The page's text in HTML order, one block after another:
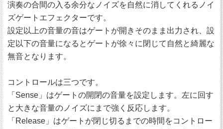
演奏の合間の入る余分なノイズを自然に消してくれるノイ
ズゲートエフェクターです。
設定以上の音量の音はゲートが開きそのまま出力され、設
定以下の音量になるとゲートが徐々に閉じて自然と綺麗な
無音となります。
コントロールは三つです。
「Sense」はゲートの開閉の音量を設定します。左に回す
と大きな音量のノイズにまで強く反応します。
「Release」はゲートが閉じ切るまでの時間をコントロー